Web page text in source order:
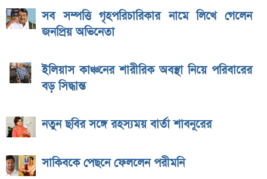
সব সম্পত্তি গৃহপরিচারিকার নামে লিখে গেলেন
জনপ্রিয় অভিনেতা
ইলিয়াস কাঞ্চনের শারীরিক অবস্থা নিয়ে পরিবারের
বড় সিদ্ধান্ত
নতুন ছবির সঙ্গে রহস্যময় বার্তা শাবনূরের
সাকিবকে পেছনে ফেললেন পরীমনি